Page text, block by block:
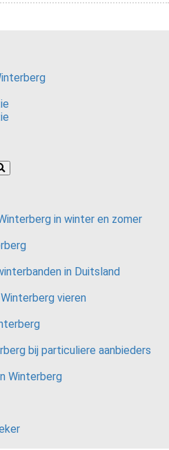
in winter en zomer
in Duitsland
vieren
bij particuliere aanbieders
Winterberg